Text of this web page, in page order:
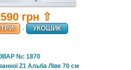
грн ⇧
- УКОШИК
№: 1870
Z1 Альба Ліве 70 см